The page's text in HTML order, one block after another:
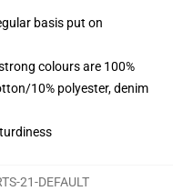
basis put on
colours are 100%
10% polyester, denim
21-DEFAULT